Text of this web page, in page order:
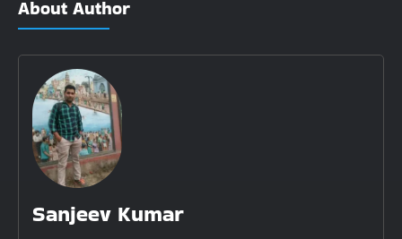
About Author
Sanjeev Kumar